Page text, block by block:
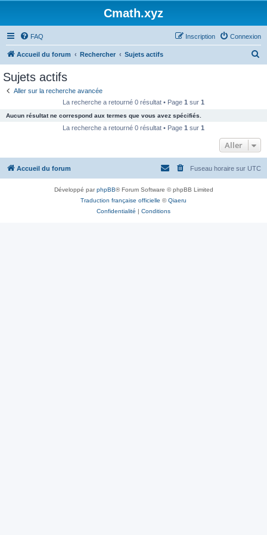
Cmath.xyz
FAQ Connexion
Inscription
Accueil du forum Rechercher Sujets actifs
c
e
Sujets actifs
Aller sur la recherche avancée
La recherche a retourné 0 résultat • Page 1 sur 1
Aucun résultat ne correspond aux termes que vous avez spécifiés.
La recherche a retourné 0 résultat • Page 1 sur 1
Aller
Accueil du forum Fuseau horaire sur UTC
Développé parphpBB® Forum Software © phpBB Limited
Traduction française officielle ©Qiaeru
Confidentialité | Conditions